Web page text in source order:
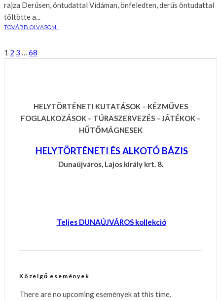
rajza Derűsen, öntudattal Vidáman, önfeledten, derűs öntudattal
töltötte a...
TOVÁBB OLVASOM...
1 2 3 … 68
HELYTÖRTÉNETI KUTATÁSOK – KÉZMŰVES
FOGLALKOZÁSOK – TÚRASZERVEZÉS – JÁTÉKOK –
HŰTŐMÁGNESEK
HELYTÖRTÉNETI ÉS ALKOTÓ BÁZIS
Dunaújváros, Lajos király krt. 8.
Teljes DUNAÚJVÁROS kollekció
Közelgő események
There are no upcoming események at this time.